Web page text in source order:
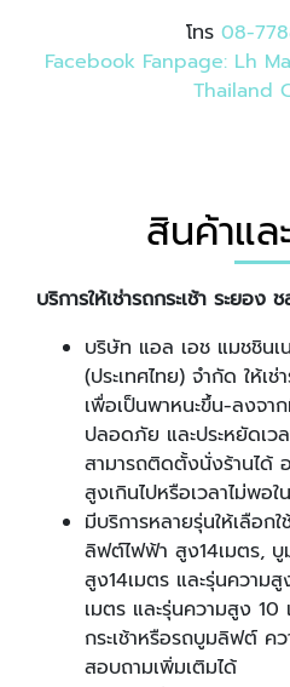
โทร 08-
Facebook Fanpage: Lh
Thailand
สินค้าแล
บริการให้เช่ารถกระเช้า ระยอง
บริษัท แอล เอช แมชชินเ
(ประเทศไทย) จำกัด ให้เ
เพื่อเป็นพาหนะขึ้น-ลงจ
ปลอดภัย และประหยัดเว
สามารถติดตั้งนั่งร้านได้
สูงเกินไปหรือเวลาไม่พอ
มีบริการหลายรุ่นให้เลือก
ลิฟต์ไฟฟ้า สูง14เมตร, บู
สูง14เมตร และรุ่นความ
เมตร และรุ่นความสูง
กระเช้าหรือรถบูมลิฟต์ ค
สอบถามเพิ่มเติมได้